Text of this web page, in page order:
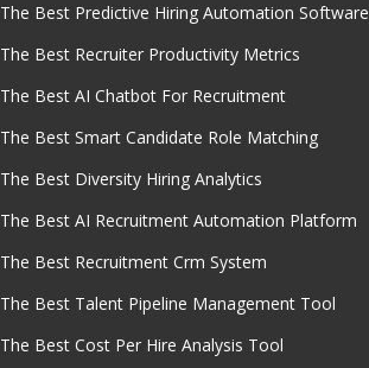
The Best Predictive Hiring Automation Software
The Best Recruiter Productivity Metrics
The Best AI Chatbot For Recruitment
The Best Smart Candidate Role Matching
The Best Diversity Hiring Analytics
The Best AI Recruitment Automation Platform
The Best Recruitment Crm System
The Best Talent Pipeline Management Tool
The Best Cost Per Hire Analysis Tool